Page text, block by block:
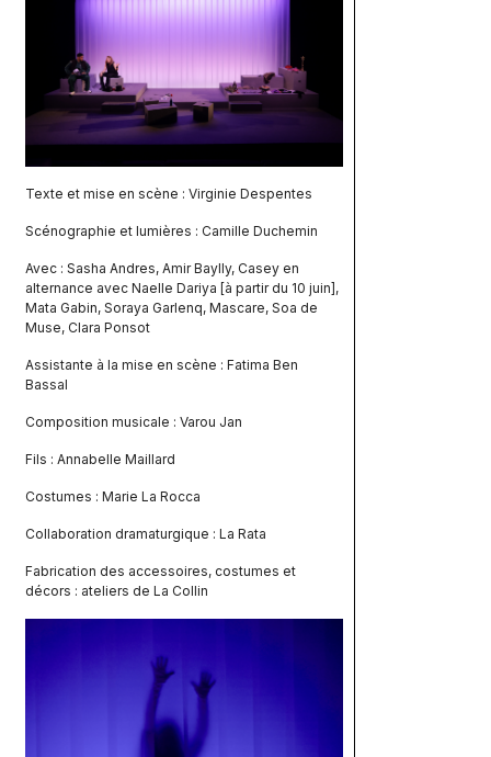
Texte et mise en scène : Virginie Despentes
Scénographie et lumières : Camille Duchemin
Avec : Sasha Andres, Amir Baylly, Casey en
alternance avec Naelle Dariya [à partir du 10 juin],
Mata Gabin, Soraya Garlenq, Mascare, Soa de
Muse, Clara Ponsot
Assistante à la mise en scène : Fatima Ben
Bassal
Composition musicale : Varou Jan
Fils : Annabelle Maillard
Costumes : Marie La Rocca
Collaboration dramaturgique : La Rata
Fabrication des accessoires, costumes et
décors : ateliers de La Collin